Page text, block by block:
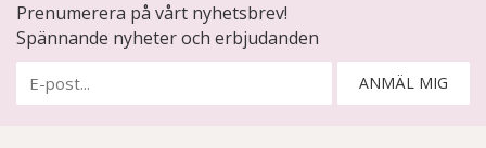
Prenumerera på vårt nyhetsbrev!
Spännande nyheter och erbjudanden
ANMÄL MIG